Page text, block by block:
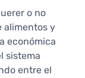
o no
alimentos y
económica
sistema
entre el